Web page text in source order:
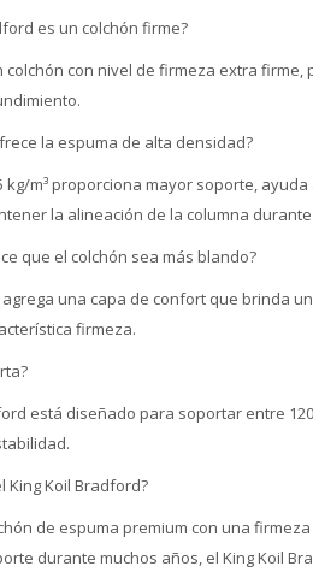
es un colchón firme?
colchón con nivel de firmeza extra
la espuma de alta densidad?
kg/m³ proporciona mayor soporte,
la alineación de la columna
que el colchón sea más blando?
agrega una capa de confort que brinda
firmeza.
está diseñado para soportar entre
King Koil Bradford?
de espuma premium con una
durante muchos años, el King Koil